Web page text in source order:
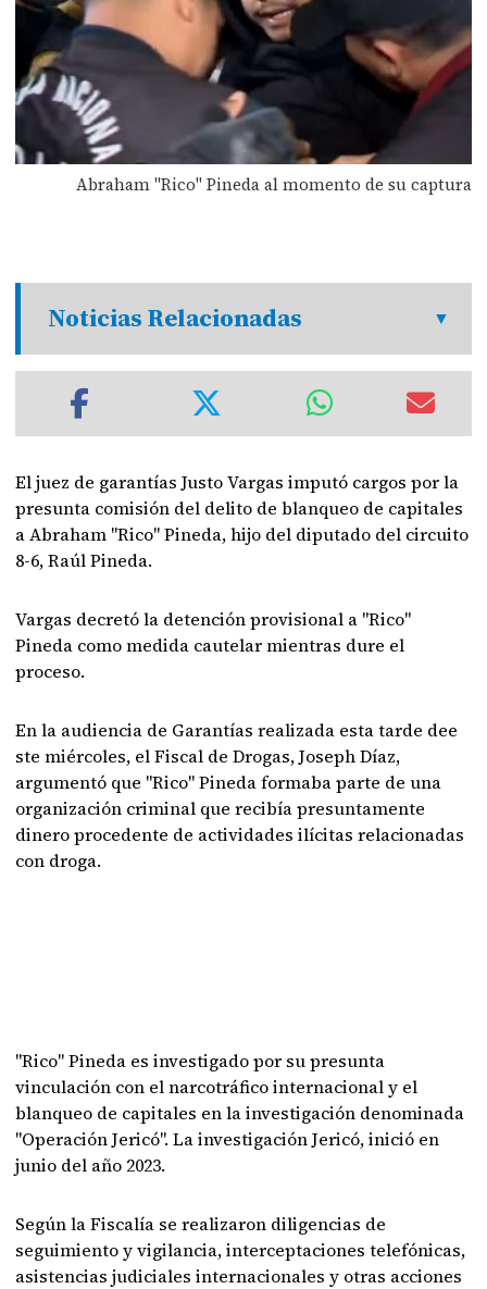
Abraham "Rico" Pineda al momento de su captura
Noticias Relacionadas
El juez de garantías Justo Vargas imputó cargos por la
presunta comisión del delito de blanqueo de capitales
a Abraham "Rico" Pineda, hijo del diputado del circuito
8-6, Raúl Pineda.
Vargas decretó la detención provisional a "Rico"
Pineda como medida cautelar mientras dure el
proceso.
En la audiencia de Garantías realizada esta tarde dee
ste miércoles, el Fiscal de Drogas, Joseph Díaz,
argumentó que "Rico" Pineda formaba parte de una
organización criminal que recibía presuntamente
dinero procedente de actividades ilícitas relacionadas
con droga.
"Rico" Pineda es investigado por su presunta
vinculación con el narcotráfico internacional y el
blanqueo de capitales en la investigación denominada
"Operación Jericó". La investigación Jericó, inició en
junio del año 2023.
Según la Fiscalía se realizaron diligencias de
seguimiento y vigilancia, interceptaciones telefónicas,
asistencias judiciales internacionales y otras acciones